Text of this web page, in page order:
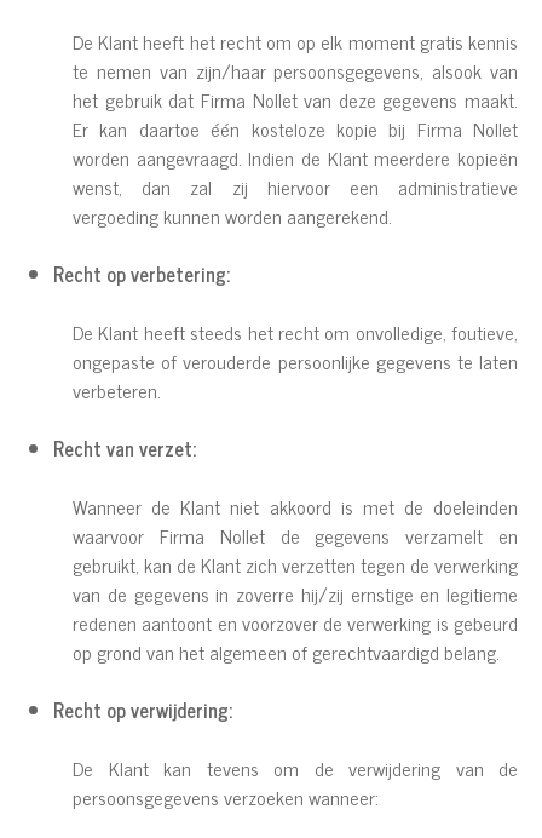
De Klant heeft het recht om op elk moment gratis kennis
te nemen van zijn/haar persoonsgegevens, alsook van
het gebruik dat Firma Nollet van deze gegevens maakt.
Er kan daartoe één kosteloze kopie bij Firma Nollet
worden aangevraagd. Indien de Klant meerdere kopieën
wenst, dan zal zij hiervoor een administratieve
vergoeding kunnen worden aangerekend.
Recht op verbetering:
De Klant heeft steeds het recht om onvolledige, foutieve,
ongepaste of verouderde persoonlijke gegevens te laten
verbeteren.
Recht van verzet:
Wanneer de Klant niet akkoord is met de doeleinden
waarvoor Firma Nollet de gegevens verzamelt en
gebruikt, kan de Klant zich verzetten tegen de verwerking
van de gegevens in zoverre hij/zij ernstige en legitieme
redenen aantoont en voorzover de verwerking is gebeurd
op grond van het algemeen of gerechtvaardigd belang.
Recht op verwijdering:
De Klant kan tevens om de verwijdering van de
persoonsgegevens verzoeken wanneer: